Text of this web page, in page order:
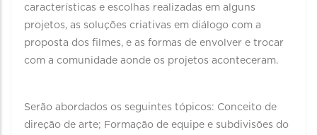
características e escolhas realizadas em alguns
projetos, as soluções criativas em diálogo com a
proposta dos filmes, e as formas de envolver e trocar
com a comunidade aonde os projetos aconteceram.
Serão abordados os seguintes tópicos: Conceito de
direção de arte; Formação de equipe e subdivisões do